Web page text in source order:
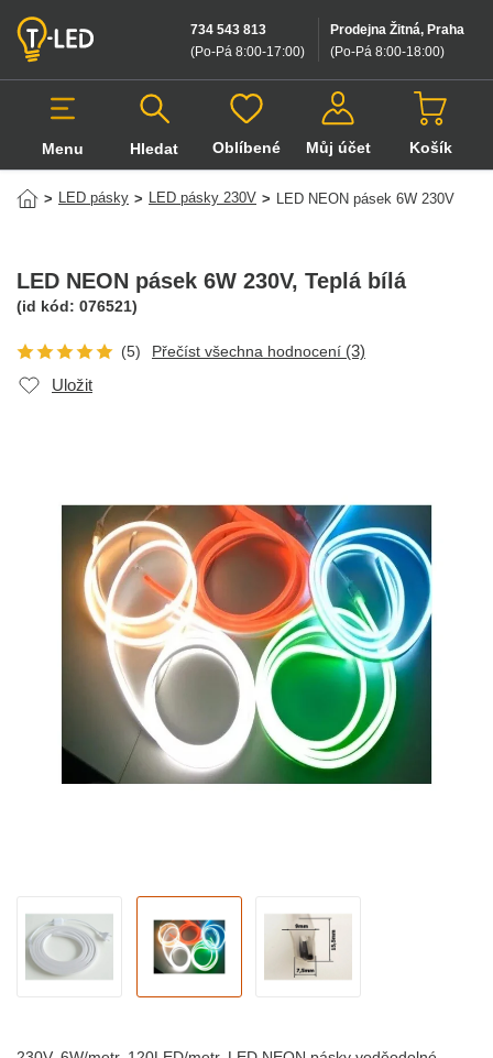
Prodejna Žitná, Praha
(Po-Pá 8:00-18:00)
734 543 813
(Po-Pá 8:00-17:00)
Menu Hledat
Hledat v produktech
Oblíbené Můj účet Košík
> LED pásky > LED pásky 230V > LED NEON pásek 6W 230V
LED NEON pásek 6W 230V, Teplá bílá
(id kód: 076521)
(5) Přečíst všechna hodnocení (3)
Uložit